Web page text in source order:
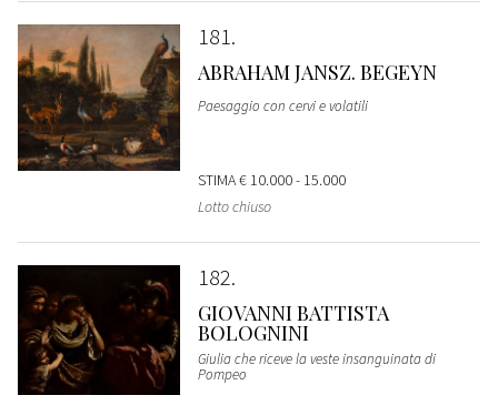
181
ABRAHAM JANSZ. BEGEYN
Paesaggio con cervi e volatili
STIMA€ 10.000 - 15.000
Lotto chiuso
182
GIOVANNI BATTISTA
BOLOGNINI
Giulia che riceve la veste insanguinata di
Pompeo